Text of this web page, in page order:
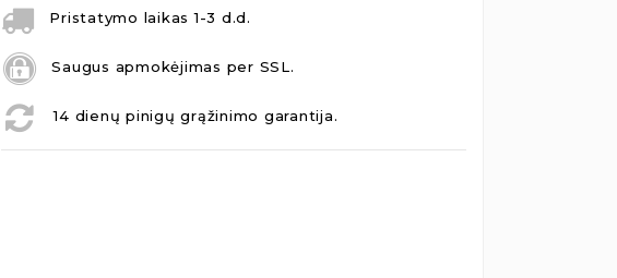
Pristatymo laikas 1-3 d.d.
Saugus apmokėjimas per SSL.
14 dienų pinigų grąžinimo garantija.